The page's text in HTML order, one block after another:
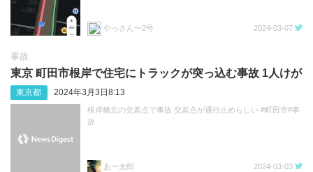
やっさん〜2号 2024-03-07
事故
東京 町田市根岸で住宅にトラックが突っ込む事故 1人けが
東京都 2024年3月3日8:13
根岸橋北の交差点で事故 交差点が通行止めらしい #町田市#事
故
あー太郎 2024-03-03